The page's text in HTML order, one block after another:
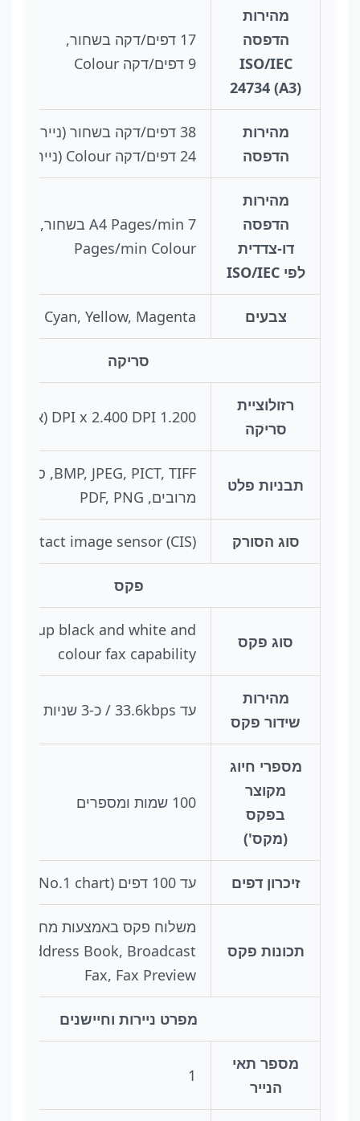
מהירות
הדפסה
ISO/IEC
24734 (A3)
17 דפים/דקה בשחור,
9 דפים/דקה Colour
מהירות
הדפסה
38 דפים/דקה בשחור (נייר רגיל),
24 דפים/דקה Colour (נייר רגיל)
מהירות
הדפסה
דו-צדדית
לפי ISO/IEC
Pages/min Colour
צבעים Black, Cyan, Yellow, Magenta
סריקה
רזולוציית
סריקה
1.200 DPI x 2.400 DPI (אופקי x אנכי)
תבניות פלט
מרובים, PDF, PNG
סוג הסורק Contact image sensor (CIS)
פקס
סוג פקס
up black and white and
colour fax capability
מהירות
שידור פקס
עד 33.6kbps / כ-3 שניות לדף
מספרי חיוג
מקוצר
בפקס
(מקס')
100 שמות ומספרים
זיכרון דפים עד 100 דפים (ITU-T No.1 chart)
תכונות פקס
Address Book, Broadcast
Fax, Fax Preview
מפרט ניירות וחיישנים
מספר תאי
הנייר
1